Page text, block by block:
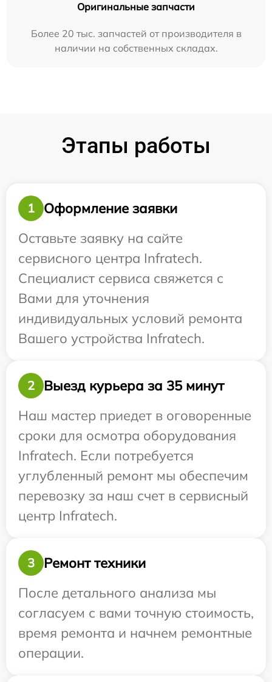
Оригинальные запчасти
Более 20 тыс. запчастей от производителя в
наличии на собственных складах.
Этапы работы
1
Оформление заявки
Оставьте заявку на сайте
сервисного центра Infratech.
Специалист сервиса свяжется с
Вами для уточнения
индивидуальных условий ремонта
Вашего устройства Infratech.
2
Выезд курьера за 35 минут
Наш мастер приедет в оговоренные
сроки для осмотра оборудования
Infratech. Если потребуется
углубленный ремонт мы обеспечим
перевозку за наш счет в сервисный
центр Infratech.
3
Ремонт техники
После детального анализа мы
согласуем с вами точную стоимость,
время ремонта и начнем ремонтные
операции.